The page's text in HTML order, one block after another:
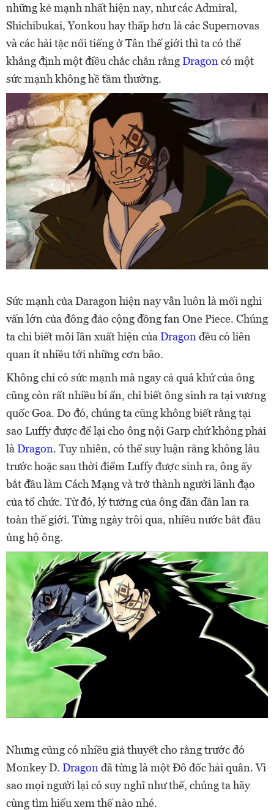
những kẻ mạnh nhất hiện nay, như các Admiral,
Shichibukai, Yonkou hay thấp hơn là các Supernovas
và các hải tặc nổi tiếng ở Tân thế giới thì ta có thể
khẳng định một điều chắc chắn rằngDragon có một
sức mạnh không hề tầm thường.
Sức mạnh của Daragon hiện nay vẫn luôn là mối nghi
vấn lớn của đông đảo cộng đồng fan One Piece. Chúng
ta chỉ biết mỗi lần xuất hiện của Dragon đều có liên
quan ít nhiều tới những cơn bão.
Không chỉ có sức mạnh mà ngay cả quá khứ của ông
cũng còn rất nhiều bí ẩn, chỉ biết ông sinh ra tại vương
quốc Goa. Do đó, chúng ta cũng không biết rằng tại
sao Luffy được để lại cho ông nội Garp chứ không phải
là Dragon. Tuy nhiên, có thể suy luận rằng không lâu
trước hoặc sau thời điểm Luffy được sinh ra, ông ấy
bắt đầu làm Cách Mạng và trở thành người lãnh đạo
của tổ chức. Từ đó, lý tưởng của ông dần dần lan ra
toàn thế giới. Từng ngày trôi qua, nhiều nước bắt đầu
ủng hộ ông.
Nhưng cũng có nhiều giả thuyết cho rằng trước đó
Monkey D. Dragon đã từng là một Đô đốc hải quân. Vì
sao mọi người lại có suy nghĩ như thế, chúng ta hãy
cùng tìm hiểu xem thế nào nhé.